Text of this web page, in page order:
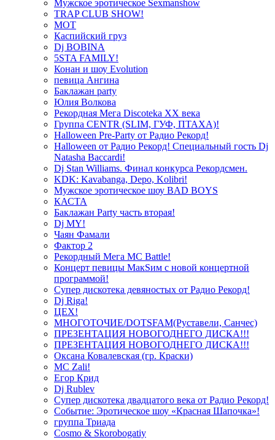
Мужское эротическое Sexmanshow
TRAP CLUB SHOW!
МОТ
Каспийский груз
Dj BOBINA
5STA FAMILY!
Конан и шоу Evolution
певица Ангина
Баклажан party
Юлия Волкова
Рекордная Мега Discoteka XX века
Группа CENTR (SLIM, ГУФ, ПТАХА)!
Halloween Pre-Party от Радио Рекорд!
Halloween от Радио Рекорд! Специальный гость Dj
Natasha Baccardi!
Dj Stan Williams. Финал конкурса Рекордсмен.
KDK: Kavabanga, Depo, Kolibri!
Мужское эротическое шоу BAD BOYS
КАСТА
Баклажан Party часть вторая!
Dj MY!
Чаян Фамали
Фактор 2
Рекордный Мега МС Battle!
Концерт певицы МакSим с новой концертной
программой!
Супер дискотека девяностых от Радио Рекорд!
Dj Riga!
ЦЕХ!
МНОГОТОЧИЕ/DOTSFAM(Руставели, Санчес)
ПРЕЗЕНТАЦИЯ НОВОГОДНЕГО ДИСКА!!!
ПРЕЗЕНТАЦИЯ НОВОГОДНЕГО ДИСКА!!!
Оксана Ковалевская (гр. Краски)
MC Zali!
Егор Крид
Dj Rublev
Супер дискотека двадцатого века от Радио Рекорд!
Событие: Эротическое шоу «Красная Шапочка»!
группа Триада
Cosmo & Skorobogatiy